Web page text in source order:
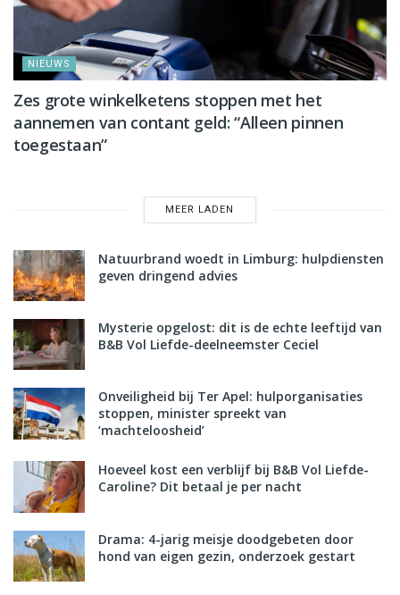
NIEUWS
Zes grote winkelketens stoppen met het
aannemen van contant geld: “Alleen pinnen
toegestaan”
MEER LADEN
Natuurbrand woedt in Limburg: hulpdiensten
geven dringend advies
Mysterie opgelost: dit is de echte leeftijd van
B&B Vol Liefde-deelneemster Ceciel
Onveiligheid bij Ter Apel: hulporganisaties
stoppen, minister spreekt van
‘machteloosheid’
Hoeveel kost een verblijf bij B&B Vol Liefde-
Caroline? Dit betaal je per nacht
Drama: 4-jarig meisje doodgebeten door
hond van eigen gezin, onderzoek gestart